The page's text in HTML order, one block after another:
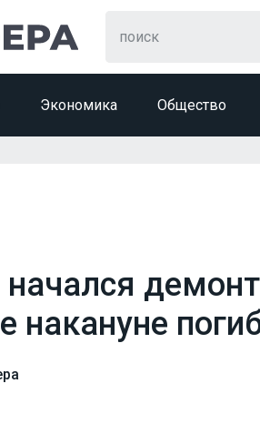
Экономика Общество
начался
накануне